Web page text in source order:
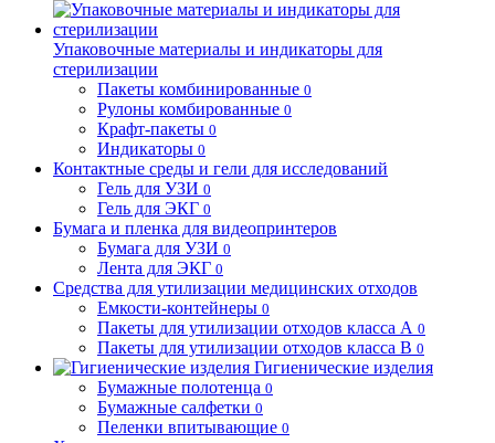
Упаковочные материалы и индикаторы для
стерилизации
Пакеты комбинированные 0
Рулоны комбированные 0
Крафт-пакеты 0
Индикаторы 0
Контактные среды и гели для исследований
Гель для УЗИ 0
Гель для ЭКГ 0
Бумага и пленка для видеопринтеров
Бумага для УЗИ 0
Лента для ЭКГ 0
Средства для утилизации медицинских отходов
Емкости-контейнеры 0
Пакеты для утилизации отходов класса А 0
Пакеты для утилизации отходов класса В 0
Гигиенические изделия
Бумажные полотенца 0
Бумажные салфетки 0
Пеленки впитывающие 0